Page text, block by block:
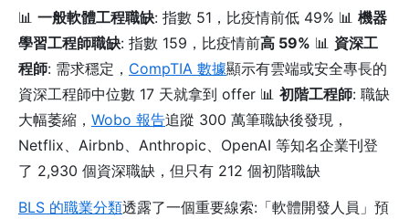
📊 一般軟體工程職缺: 指數 51，比疫情前低 49% 📊 機器
學習工程師職缺: 指數 159，比疫情前高 59% 📊 資深工
程師: 需求穩定， CompTIA 數據顯示有雲端或安全專長的
資深工程師中位數 17 天就拿到 offer 📊 初階工程師: 職缺
大幅萎縮， Wobo 報告追蹤 300 萬筆職缺後發現，
Netflix、Airbnb、Anthropic、OpenAI 等知名企業刊登
了 2,930 個資深職缺，但只有 212 個初階職缺
BLS 的職業分類透露了一個重要線索:「軟體開發人員」預